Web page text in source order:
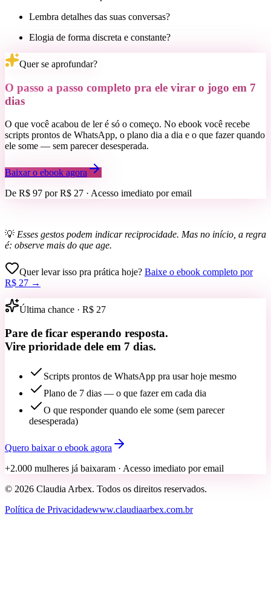
Lembra detalhes das suas conversas?
Elogia de forma discreta e constante?
Quer se aprofundar?
O passo a passo completo pra ele virar o jogo em 7
dias
O que você acabou de ler é só o começo. No ebook você recebe
scripts prontos de WhatsApp, o plano dia a dia e o que fazer quando
ele some — sem parecer desesperada.
Baixar o ebook agora
De R$ 97 porR$ 27 · Acesso imediato por email
💡 Esses gestos podem indicar reciprocidade. Mas no início, a regra
é: observe mais do que age.
Quer levar isso pra prática hoje? Baixe o ebook completo por
R$ 27 →
Última chance · R$ 27
Pare de ficar esperando resposta.
Vire prioridade dele em 7 dias.
Scripts prontos de WhatsApp pra usar hoje mesmo
Plano de 7 dias — o que fazer em cada dia
O que responder quando ele some (sem parecer
desesperada)
Quero baixar o ebook agora
+2.000 mulheres já baixaram · Acesso imediato por email
© 2026 Claudia Arbex. Todos os direitos reservados.
Política de Privacidadewww.claudiaarbex.com.br